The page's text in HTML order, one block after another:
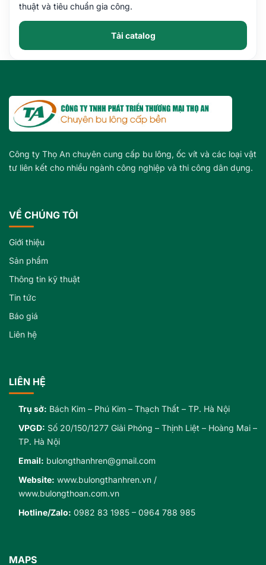
thuật và tiêu chuẩn gia công.
Tải catalog
Công ty Thọ An chuyên cung cấp bu lông, ốc vít và các loại vật
tư liên kết cho nhiều ngành công nghiệp và thi công dân dụng.
VỀ CHÚNG TÔI
Giới thiệu
Sản phẩm
Thông tin kỹ thuật
Tin tức
Báo giá
Liên hệ
LIÊN HỆ
Trụ sở: Bách Kim – Phú Kim – Thạch Thất – TP. Hà Nội
VPGD: Số 20/150/1277 Giải Phóng – Thịnh Liệt – Hoàng Mai –
TP. Hà Nội
Email: bulongthanhren@gmail.com
Website: www.bulongthanhren.vn /
www.bulongthoan.com.vn
Hotline/Zalo: 0982 83 1985 – 0964 788 985
MAPS